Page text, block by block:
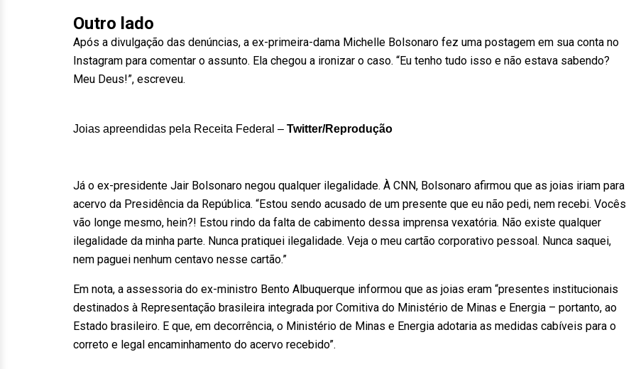
Outro lado
Após a divulgação das denúncias, a ex-primeira-dama Michelle Bolsonaro fez uma postagem em sua conta no
Instagram para comentar o assunto. Ela chegou a ironizar o caso. “Eu tenho tudo isso e não estava sabendo?
Meu Deus!”, escreveu.
Joias apreendidas pela Receita Federal – Twitter/Reprodução
Já o ex-presidente Jair Bolsonaro negou qualquer ilegalidade. À CNN, Bolsonaro afirmou que as joias iriam para
acervo da Presidência da República. “Estou sendo acusado de um presente que eu não pedi, nem recebi. Vocês
vão longe mesmo, hein?! Estou rindo da falta de cabimento dessa imprensa vexatória. Não existe qualquer
ilegalidade da minha parte. Nunca pratiquei ilegalidade. Veja o meu cartão corporativo pessoal. Nunca saquei,
nem paguei nenhum centavo nesse cartão.”
Em nota, a assessoria do ex-ministro Bento Albuquerque informou que as joias eram “presentes institucionais
destinados à Representação brasileira integrada por Comitiva do Ministério de Minas e Energia – portanto, ao
Estado brasileiro. E que, em decorrência, o Ministério de Minas e Energia adotaria as medidas cabíveis para o
correto e legal encaminhamento do acervo recebido”.